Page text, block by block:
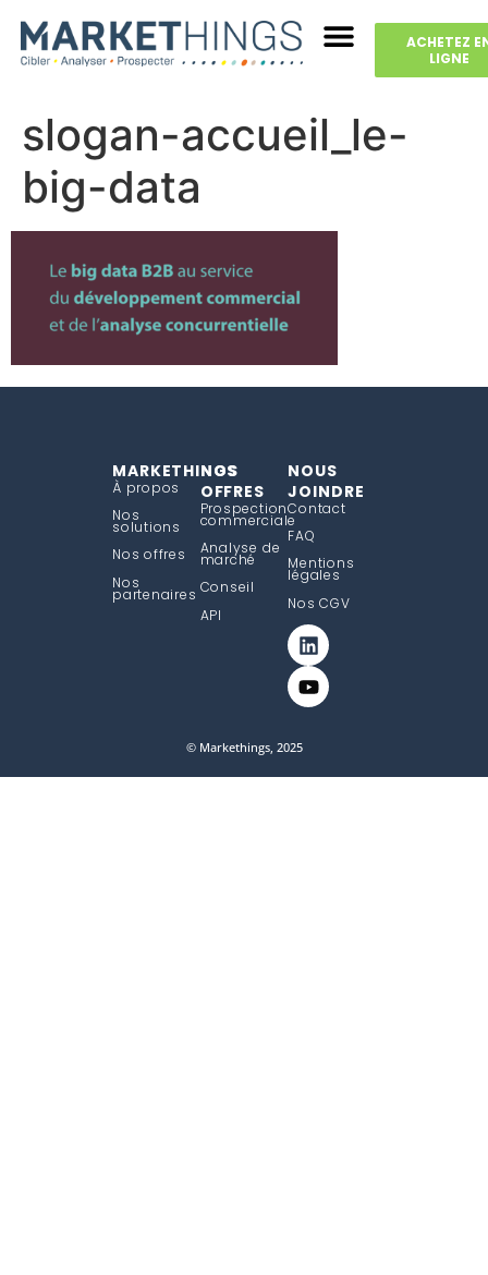
ACHETEZ
LIGNE
slogan-accueil_le-
big-data
MARKETHINGS
À propos
Nos
solutions
Nos offres
Nos
partenaires
NOS
OFFRES
Prospection
commerciale
Analyse de
marché
Conseil
API
NOUS
JOINDRE
Contact
FAQ
Mentions
légales
Nos CGV
© Markethings, 2025